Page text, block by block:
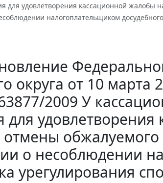
для удовлетворения кассационной жалобы
налогоплательщиком
округа от 10 марта
2009 У
для
обжалуемого
о несоблюдении
урегулирования